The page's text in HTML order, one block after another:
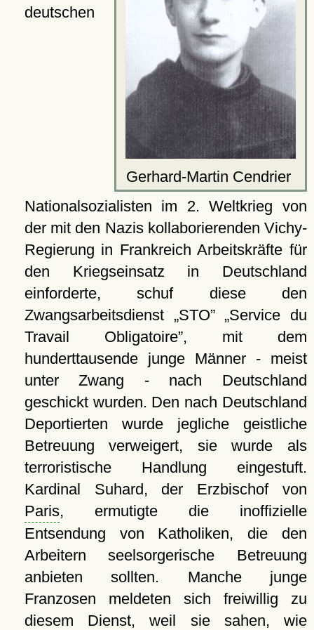
Gerhard-Martin Cendrier
deutschen
Nationalsozialisten im 2. Weltkrieg von
der mit den Nazis kollaborierenden Vichy-
Regierung in Frankreich Arbeitskräfte für
den Kriegseinsatz in Deutschland
einforderte, schuf diese den
Zwangsarbeitsdienst
STO
Service du
Travail Obligatoire , mit dem
hunderttausende junge Männer - meist
unter Zwang - nach Deutschland
geschickt wurden. Den nach Deutschland
Deportierten wurde jegliche geistliche
Betreuung verweigert, sie wurde als
terroristische Handlung eingestuft.
Kardinal Suhard, der Erzbischof von
Paris, ermutigte die inoffizielle
Entsendung von Katholiken, die den
Arbeitern seelsorgerische Betreuung
anbieten sollten. Manche junge
Franzosen meldeten sich freiwillig zu
diesem Dienst, weil sie sahen, wie